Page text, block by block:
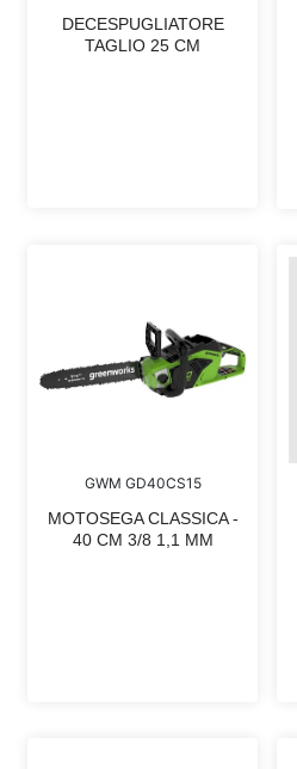
DECESPUGLIATORE
TAGLIO 25 CM
GWM GD40CS15
MOTOSEGA CLASSICA -
40 CM 3/8 1,1 MM